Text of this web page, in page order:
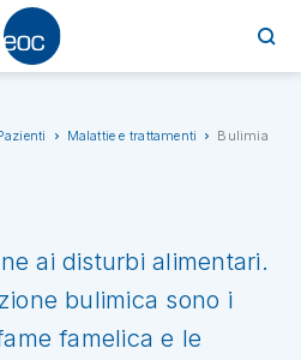
Malattie e trattamenti Bulimia
ai disturbi alimentari.
bulimica sono i
famelica e le